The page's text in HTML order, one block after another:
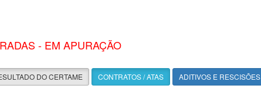
- EM APURAÇÃO
DO CERTAME CONTRATOS / ATAS ADITIVOS E RESCISÕES